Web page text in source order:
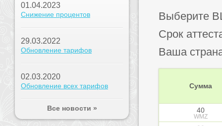
01.04.2023
Снижение процентов
29.03.2022
Обновление тарифов
02.03.2020
Обновление всех тарифов
Все новости »
Выберите
Срок
Ваша
Сумма
40
WMZ